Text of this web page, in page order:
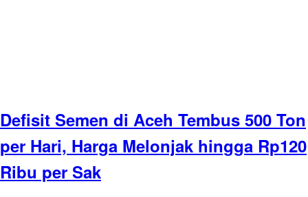
Defisit Semen di Aceh Tembus 500 Ton
per Hari, Harga Melonjak hingga Rp120
Ribu per Sak